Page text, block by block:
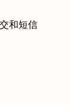
和短信